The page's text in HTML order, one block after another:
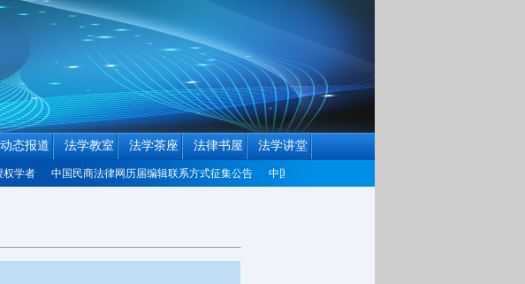
动态报道 法学教室 法学茶座 法律书屋 法学讲堂
学者 中国民商法律网历届编辑联系方式征集公告 中国民商法律网改版公告